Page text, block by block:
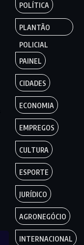
POLÍTICA
PLANTÃO
POLICIAL
PAINEL
CIDADES
ECONOMIA
EMPREGOS
CULTURA
ESPORTE
JURÍDICO
AGRONEGÓCIO
INTERNACIONAL